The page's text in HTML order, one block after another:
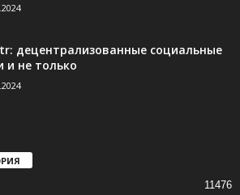
децентрализованные социальные
и не только
11476